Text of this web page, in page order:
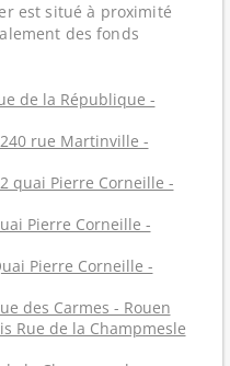
est situé à proximité
des fonds
de la République -
rue Martinville -
quai Pierre Corneille -
Pierre Corneille -
Pierre Corneille -
des Carmes - Rouen
Rue de la Champmesle